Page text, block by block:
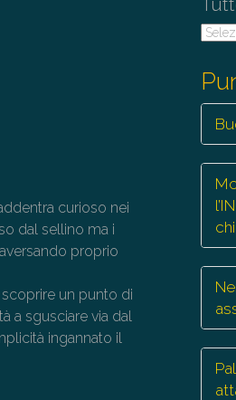
curioso nei
dal sellino ma i
proprio
scoprire un punto di
a sgusciare via dal
ingannato il